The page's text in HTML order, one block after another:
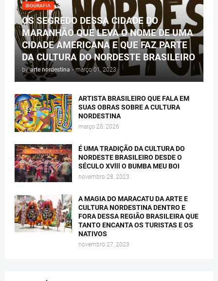
BIOGRAFIA
OS SEGREDO DESSA CIDADE DO
MARANHÃO QUE LEVA O NOME DE UMA
CIDADE AMERICANA E QUE FAZ PARTE
DA CULTURA DO NORDESTE BRASILEIRO
by arte nordestina - março 01, 2023
ARTISTA BRASILEIRO QUE FALA EM
SUAS OBRAS SOBRE A CULTURA
NORDESTINA
março 25, 2026
É UMA TRADIÇÃO DA CULTURA DO
NORDESTE BRASILEIRO DESDE O
SÉCULO XVlll O BUMBA MEU BOI
novembro 28, 2023
A MAGIA DO MARACATU DA ARTE E
CULTURA NORDESTINA DENTRO E
FORA DESSA REGIÃO BRASILEIRA QUE
TANTO ENCANTA OS TURISTAS E OS
NATIVOS
novembro 27, 2023